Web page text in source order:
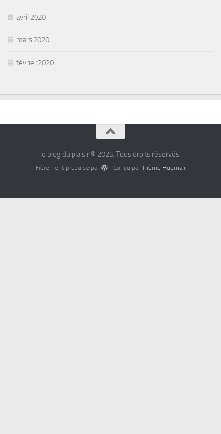
avril 2020
mars 2020
février 2020
le blog du plaisir © 2026. Tous droits réservés.
Fièrement propulsé par - Conçu par Thème Hueman